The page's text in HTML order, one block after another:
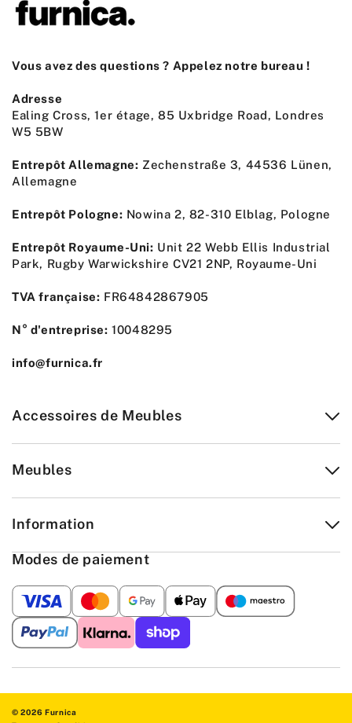
Vous avez des questions ? Appelez notre bureau !
Adresse
Ealing Cross, 1er étage, 85 Uxbridge Road, Londres
W5 5BW
Entrepôt Allemagne: Zechenstraße 3, 44536 Lünen,
Allemagne
Entrepôt Pologne: Nowina 2, 82-310 Elblag, Pologne
Entrepôt Royaume-Uni: Unit 22 Webb Ellis Industrial
Park, Rugby Warwickshire CV21 2NP, Royaume-Uni
TVA française: FR64842867905
N° d'entreprise: 10048295
info@furnica.fr
Accessoires de Meubles
Meubles
Information
Modes de paiement
© 2026 Furnica